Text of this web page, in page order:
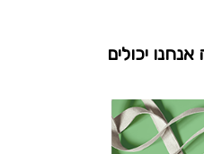
יכולים